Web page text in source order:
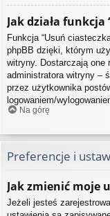
Jak działa
Funkcja “Usuń
phpBB dzięki, którym
witryny. Dostarczają one
administratora witryny –
przez użytkownika
logowaniem/
Na górę
Preferencje i
Jak zmienić moje
Jeżeli jesteś